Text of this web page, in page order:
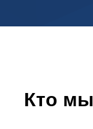
защиты
Кто мы